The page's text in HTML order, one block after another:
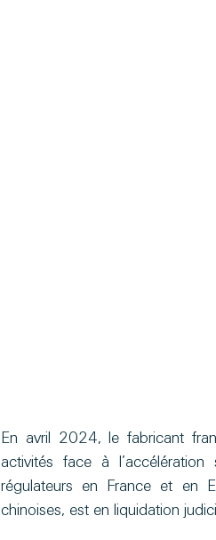
En avril 2024, le fabricant
activités face à
régulateurs en France et en
chinoises, est en liquidation